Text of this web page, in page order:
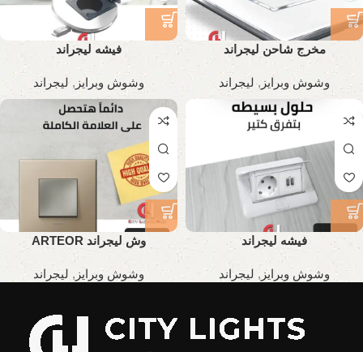
مخرج شاحن ليجراند
وشوش وبرايز , ليجراند
فيشه ليجراند
وشوش وبرايز , ليجراند
فيشه ليجراند
وشوش وبرايز , ليجراند
وش ليجراند ARTEOR
وشوش وبرايز , ليجراند